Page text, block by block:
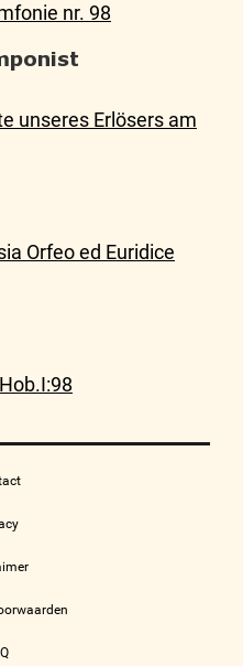
nr. 98
unseres Erlösers am
Orfeo ed Euridice